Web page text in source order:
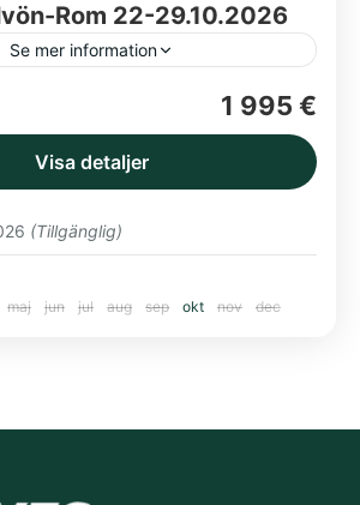
Rom 22-29.10.2026
Se mer information
- boka senast torsdag 17.9!
1 995 €
Visa detaljer
(Tillgänglig)
maj jun jul aug sep okt nov dec